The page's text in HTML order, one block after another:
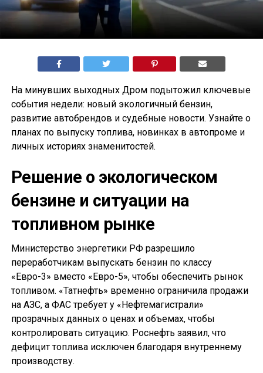
На минувших выходных Дром подытожил ключевые
события недели: новый экологичный бензин,
развитие автобрендов и судебные новости. Узнайте о
планах по выпуску топлива, новинках в автопроме и
личных историях знаменитостей.
Решение о экологическом
бензине и ситуации на
топливном рынке
Министерство энергетики РФ разрешило
переработчикам выпускать бензин по классу
«Евро-3» вместо «Евро-5», чтобы обеспечить рынок
топливом. «Татнефть» временно ограничила продажи
на АЗС, а ФАС требует у «Нефтемагистрали»
прозрачных данных о ценах и объемах, чтобы
контролировать ситуацию. Роснефть заявил, что
дефицит топлива исключен благодаря внутреннему
производству.